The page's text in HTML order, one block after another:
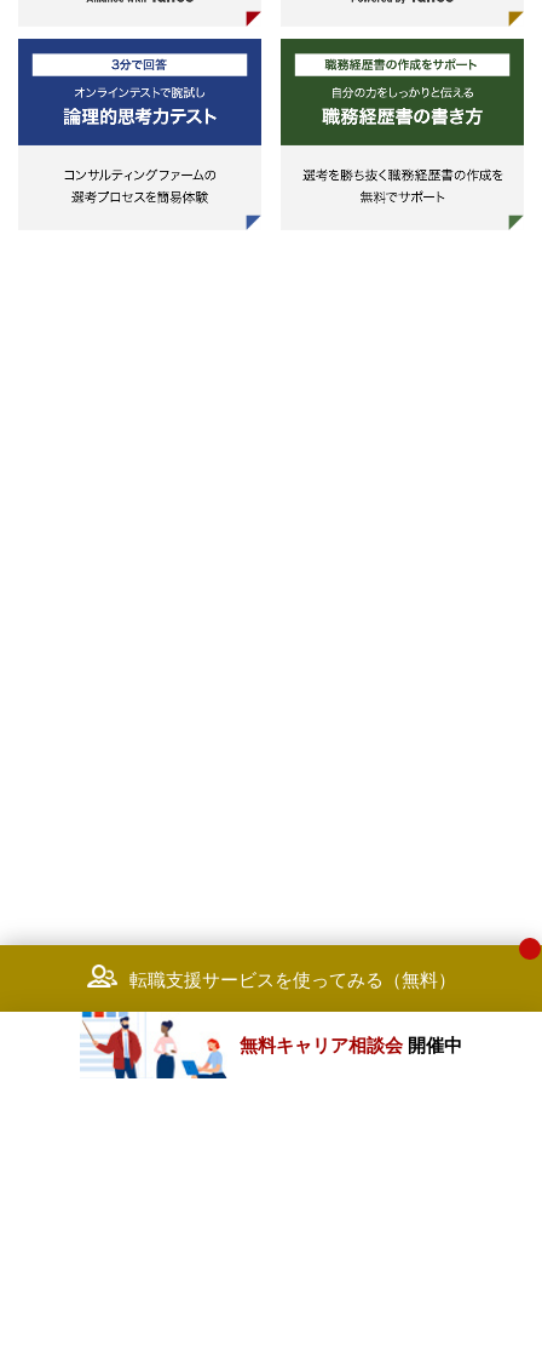
転職支援サービスを使ってみる（無料）
無料キャリア相談会 開催中